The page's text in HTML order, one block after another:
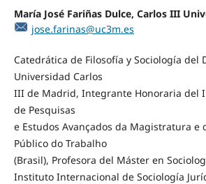
María José Fariñas Dulce, Carlos III
jose.farinas@uc3m.es
Catedrática de Filosofía y Sociología del
Universidad Carlos
III de Madrid, Integrante Honoraria del
de Pesquisas
e Estudos Avançados da Magistratura e
Público do Trabalho
(Brasil), Profesora del Máster en
Instituto Internacional de Sociología